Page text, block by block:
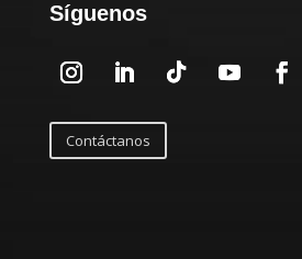
Síguenos
Contáctanos